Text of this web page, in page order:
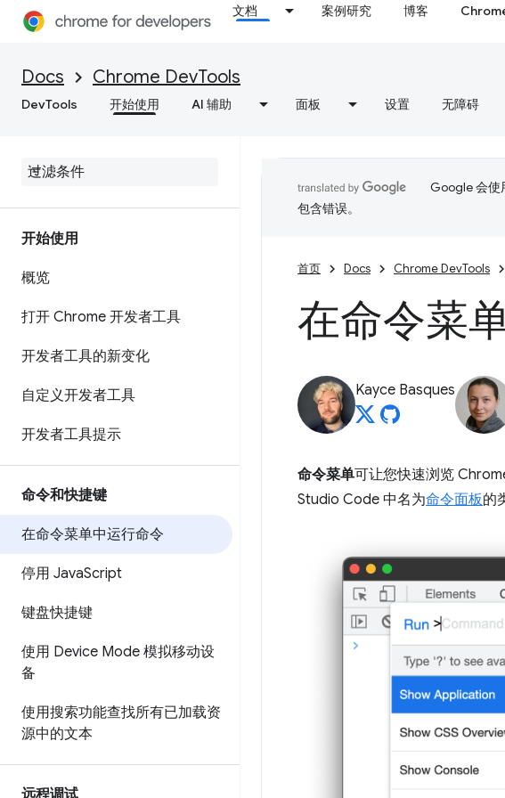
文档 案例研究 博客
Docs Chrome DevTools
DevTools 开始使用 AI 辅助 面板 设置 无障碍
开始使用
概览
打开 Chrome 开发者工具
开发者工具的新变化
自定义开发者工具
开发者工具提示
命令和快捷键
在命令菜单中运行命令
停用 JavaScript
键盘快捷键
使用 Device Mode 模拟移动设
备
使用搜索功能查找所有已加载资
源中的文本
远程调试
Google 会使
包含错误。
首页 Docs Chrome DevTools
在命令菜
Kayce Basques
命令菜单可让您快速浏览
Studio Code 中名为命令面板的